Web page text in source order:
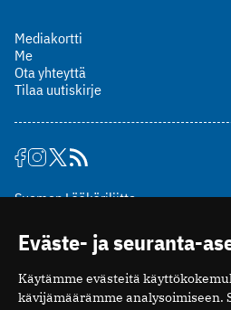
Mediakortti
Me
Ota yhteyttä
Tilaa uutiskirje
Suomen Lääkäriliitto
00510 Helsinki
puh. (09) 393 091
toimitus@potilaanlaakarilehti.fi
Eväste- ja seuranta-
Käytämme evästeitä
kävijämäärämme analysoimiseen.